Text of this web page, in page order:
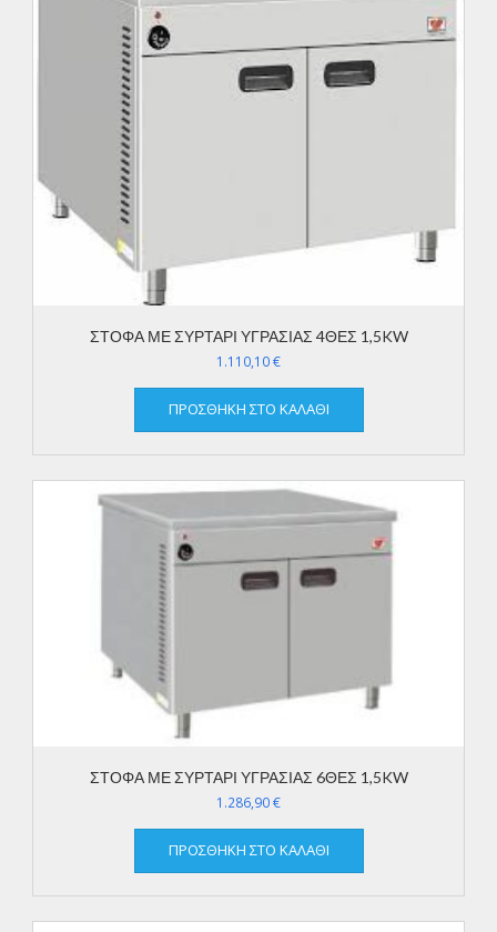
ΣΤΟΦΑ ΜΕ ΣΥΡΤΑΡΙ ΥΓΡΑΣΙΑΣ 4ΘΕΣ 1,5KW
1.110,10€
ΠΡΟΣΘΉΚΗ ΣΤΟ ΚΑΛΆΘΙ
ΣΤΟΦΑ ΜΕ ΣΥΡΤΑΡΙ ΥΓΡΑΣΙΑΣ 6ΘΕΣ 1,5KW
1.286,90€
ΠΡΟΣΘΉΚΗ ΣΤΟ ΚΑΛΆΘΙ